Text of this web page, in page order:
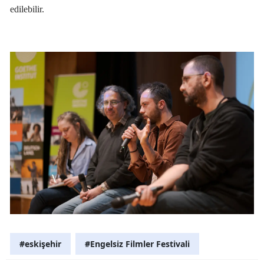
edilebilir.
#eskişehir #Engelsiz Filmler Festivali